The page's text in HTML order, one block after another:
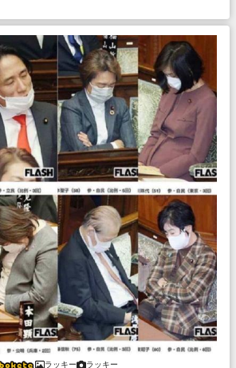
ラッキー ラッキー